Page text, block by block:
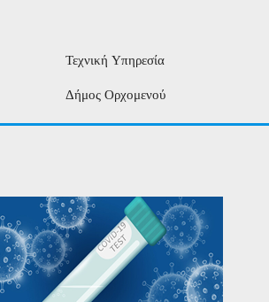
Τεχνική Υπηρεσία
Δήμος Ορχομενού